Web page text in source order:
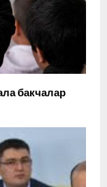
бакчалар